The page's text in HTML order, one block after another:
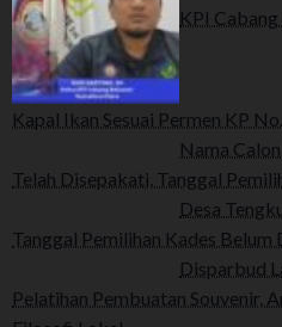
KPI
Kapal Ikan Sesuai Permen KP
Nama
Telah Disepakati, Tanggal
Desa
Tanggal Pemilihan Kades Belum
Disparbud
Pelatihan Pembuatan Souvenir,